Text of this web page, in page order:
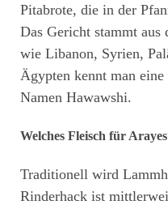
Pitabrote, die in der
Das Gericht stammt aus
wie Libanon, Syrien,
Ägypten kennt man
Namen Hawawshi.
Welches Fleisch für
Traditionell wird
Rinderhack ist